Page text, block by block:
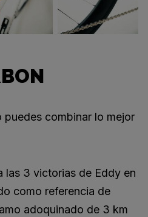
puedes combinar lo mejor
las 3 victorias de Eddy en
como referencia de
adoquinado de 3 km